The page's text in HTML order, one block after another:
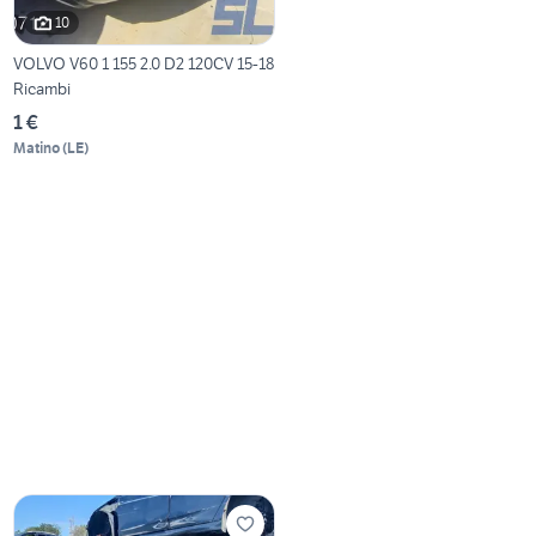
10
VOLVO V60 1 155 2.0 D2 120CV 15-18
Ricambi
1 €
Matino(LE)